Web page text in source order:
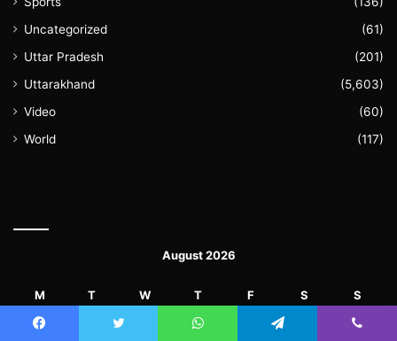
Uncategorized
(61)
Uttar Pradesh
(201)
Uttarakhand
(5,603)
Video
(60)
World
(117)
August 2026
M T W T F S S
2